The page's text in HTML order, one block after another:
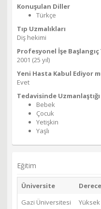
Konuşulan Diller
Türkçe
Tıp Uzmalıkları
Diş hekimi
Profesyonel İşe Başlangıç
2001 (25 yıl)
Yeni Hasta Kabul Ediyor
Evet
Tedavisinde
Bebek
Çocuk
Yetişkin
Yaşlı
Eğitim
Üniversite Derece
Gazi Üniversitesi